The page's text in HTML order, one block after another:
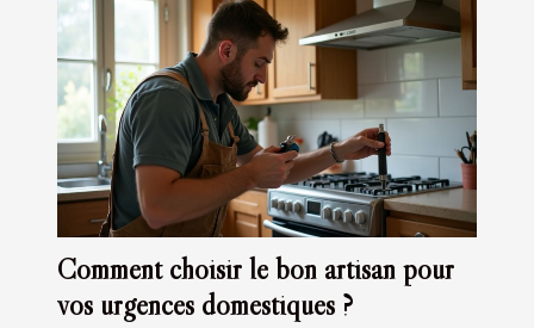
Comment choisir le bon artisan pour
vos urgences domestiques ?